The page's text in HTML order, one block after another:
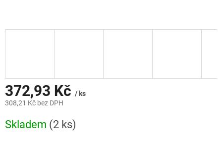
372,93 Kč / ks
308,21 Kč bez DPH
cena:
Skladem (2 ks)